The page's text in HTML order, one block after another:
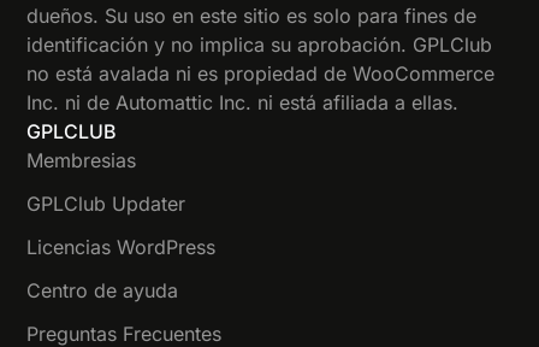
dueños. Su uso en este sitio es solo para fines de
identificación y no implica su aprobación. GPLClub
no está avalada ni es propiedad de WooCommerce
Inc. ni de Automattic Inc. ni está afiliada a ellas.
GPLCLUB
Membresias
GPLClub Updater
Licencias WordPress
Centro de ayuda
Preguntas Frecuentes